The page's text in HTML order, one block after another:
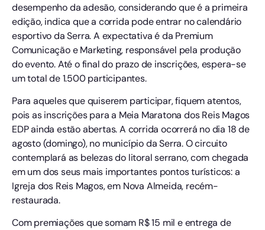
desempenho da adesão, considerando que é a primeira
edição, indica que a corrida pode entrar no calendário
esportivo da Serra. A expectativa é da Premium
Comunicação e Marketing, responsável pela produção
do evento. Até o final do prazo de inscrições, espera-se
um total de 1.500 participantes.
Para aqueles que quiserem participar, fiquem atentos,
pois as inscrições para a Meia Maratona dos Reis Magos
EDP ainda estão abertas. A corrida ocorrerá no dia 18 de
agosto (domingo), no município da Serra. O circuito
contemplará as belezas do litoral serrano, com chegada
em um dos seus mais importantes pontos turísticos: a
Igreja dos Reis Magos, em Nova Almeida, recém-
restaurada.
Com premiações que somam R$ 15 mil e entrega de